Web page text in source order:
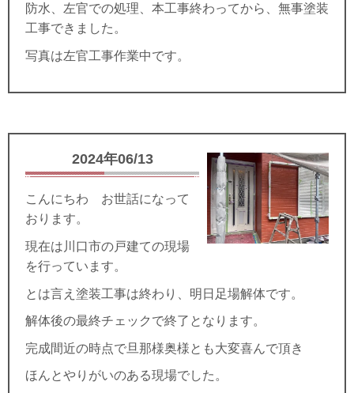
防水、左官での処理、本工事終わってから、無事塗装
工事できました。
写真は左官工事作業中です。
2024年06/13
こんにちわ お世話になって
おります。
現在は川口市の戸建ての現場
を行っています。
とは言え塗装工事は終わり、明日足場解体です。
解体後の最終チェックで終了となります。
完成間近の時点で旦那様奥様とも大変喜んで頂き
ほんとやりがいのある現場でした。